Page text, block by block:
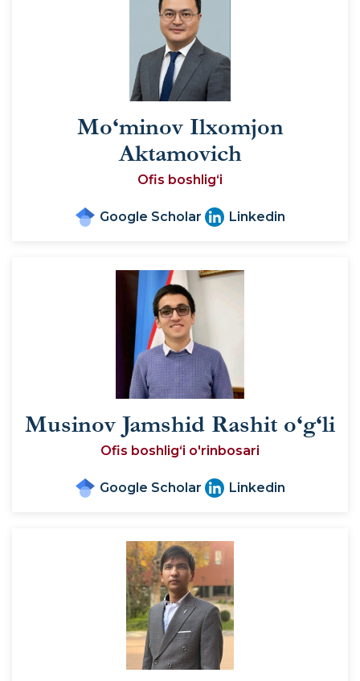
Mo‘minov Ilxomjon
Aktamovich
Ofis boshlig‘i
Google Scholar Linkedin
Musinov Jamshid Rashit o‘g‘li
Ofis boshlig‘i o'rinbosari
Google Scholar Linkedin